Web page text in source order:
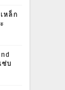
หล็ก
ซ่บ